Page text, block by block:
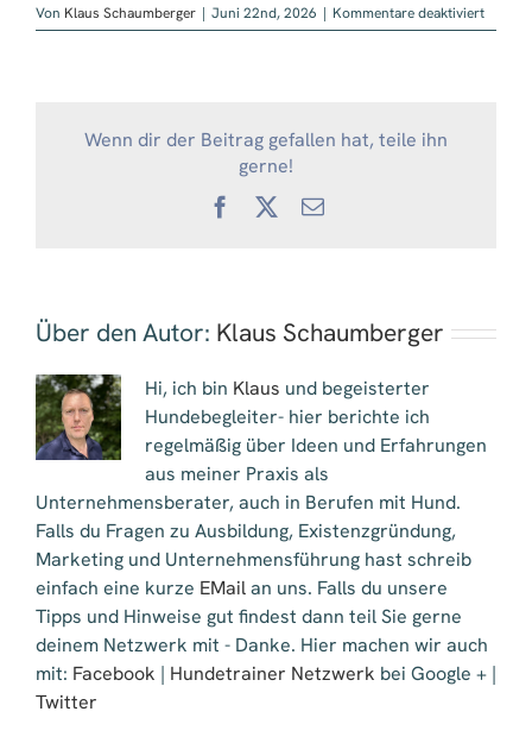
Von Klaus Schaumberger | Juni 22nd, 2026 | Kommentare deaktiviertfür
Dogs
Wenn dir der Beitrag gefallen hat, teile ihn
gerne!
Facebook
X
E-
Über den Autor: Klaus Schaumberger
Hi, ich bin Klaus und begeisterter
Hundebegleiter- hier berichte ich
regelmäßig über Ideen und Erfahrungen
aus meiner Praxis als
Unternehmensberater, auch in Berufen mit Hund.
Falls du Fragen zu Ausbildung, Existenzgründung,
Marketing und Unternehmensführung hast schreib
einfach eine kurze EMailan uns. Falls du unsere
Tipps und Hinweise gut findest dann teil Sie gerne
deinem Netzwerk mit - Danke. Hier machen wir auch
mit: Facebook | Hundetrainer Netzwerk bei Google + |
Twitter